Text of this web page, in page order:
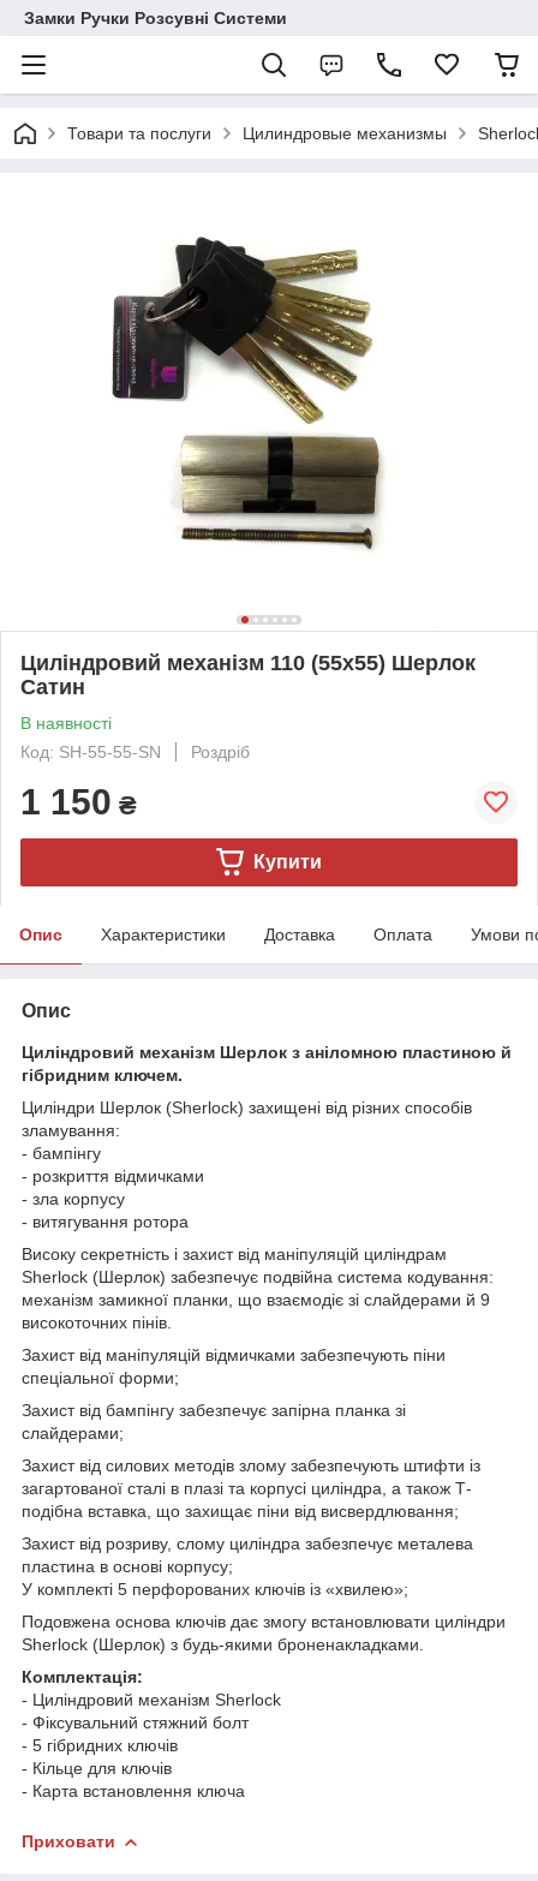
Замки Ручки Розсувні Системи
Товари та послуги Цилиндровые механизмы
Циліндровий механізм 110 (55x55) Шерлок
Сатин
В наявності
Код: SH-55-55-SN
Роздріб
1 150 ₴
Купити
Опис Характеристики Доставка Оплата Умови
Опис
Циліндровий механізм Шерлок з аніломною пластиною й
гібридним ключем.
Циліндри Шерлок (Sherlock) захищені від різних способів
зламування:
- бампінгу
- розкриття відмичками
- зла корпусу
- витягування ротора
Високу секретність і захист від маніпуляцій циліндрам
Sherlock (Шерлок) забезпечує подвійна система кодування:
механізм замикної планки, що взаємодіє зі слайдерами й 9
високоточних пінів.
Захист від маніпуляцій відмичками забезпечують піни
спеціальної форми;
Захист від бампінгу забезпечує запірна планка зі
слайдерами;
Захист від силових методів злому забезпечують штифти із
загартованої сталі в плазі та корпусі циліндра, а також Т-
подібна вставка, що захищає піни від висвердлювання;
Захист від розриву, слому циліндра забезпечує металева
пластина в основі корпусу;
У комплекті 5 перфорованих ключів із «хвилею»;
Подовжена основа ключів дає змогу встановлювати циліндри
Sherlock (Шерлок) з будь-якими броненакладками.
Комплектація:
- Циліндровий механізм Sherlock
- Фіксувальний стяжний болт
- 5 гібридних ключів
- Кільце для ключів
- Карта встановлення ключа
Приховати